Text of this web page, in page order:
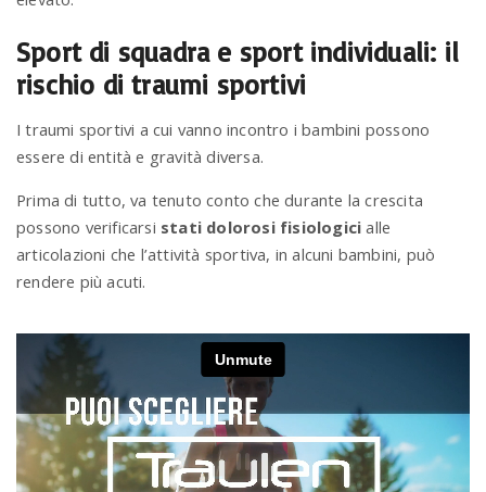
Sport di squadra e sport individuali: il
rischio di traumi sportivi
I traumi sportivi a cui vanno incontro i bambini possono
essere di entità e gravità diversa.
Prima di tutto, va tenuto conto che durante la crescita
possono verificarsi stati dolorosi fisiologici alle
articolazioni che l’attività sportiva, in alcuni bambini, può
rendere più acuti.